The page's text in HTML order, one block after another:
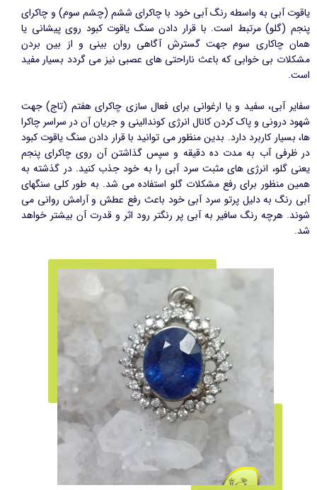
یاقوت آبی به واسطه رنگ آبی خود با چاکرای ششم (چشم سوم) و چاکرای
پنجم (گلو) مرتبط است. با قرار دادن سنگ یاقوت کبود روی پیشانی یا
همان چاکاری سوم جهت گسترش آگاهی روان بینی و از بین بردن
مشکلات بی‌ خوابی که باعث ناراحتی های عصبی نیز می گردد بسیار مفید
است.
سفایر آبی، سفید و یا ارغوانی برای فعال سازی چاکرای هفتم (تاج) جهت
شهود درونی و پاک کردن کانال انرژی کوندالینی و جریان آن در سراسر چاکرا
ها، بسیار کاربرد دارد. بدین منظور می توانید با قرار دادن سنگ یاقوت کبود
در ظرفی آب به مدت ده دقیقه و سپس گذاشتن آن روی چاکرای پنجم
یعنی گلو، انرژی های مثبت سرد آبی را به خود جذب کنید. در گذشته به
همین منظور برای رفع مشکلات گلو استفاده می شد. به طور کلی سنگهای
آبی رنگ به دلیل پرتو سرد آبی خود باعث رفع عطش و آرامش روانی می
شوند. هرچه رنگ سافیر به آبی پر رنگتر رود اثر و قدرت آن بیشتر خواهد
شد.